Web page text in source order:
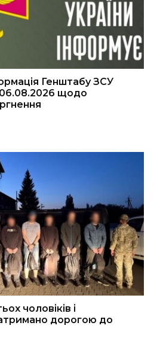
Генштабу ЗСУ
щодо
чоловіків і
дорогою до